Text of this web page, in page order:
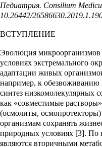
Педиатрия. Consilium
10.26442/
ВСТУПЛЕНИЕ
Эволюция микроорганизмов
условиях экстремального
адаптации живых
например, к
синтез низкомолекулярных
как «совместимые
(осмолиты,
организмам сохранять
природных условиях [3]. По
являются вторичными